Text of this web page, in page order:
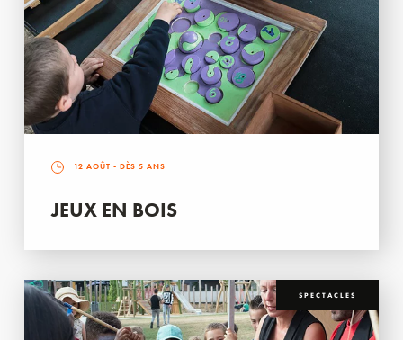
12 AOÛT - DÈS 5 ANS
JEUX EN BOIS
SPECTACLES